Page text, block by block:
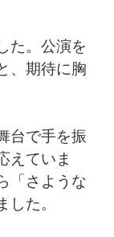
た。公演を
、期待に胸
台で手を振
えていま
「さような
た。